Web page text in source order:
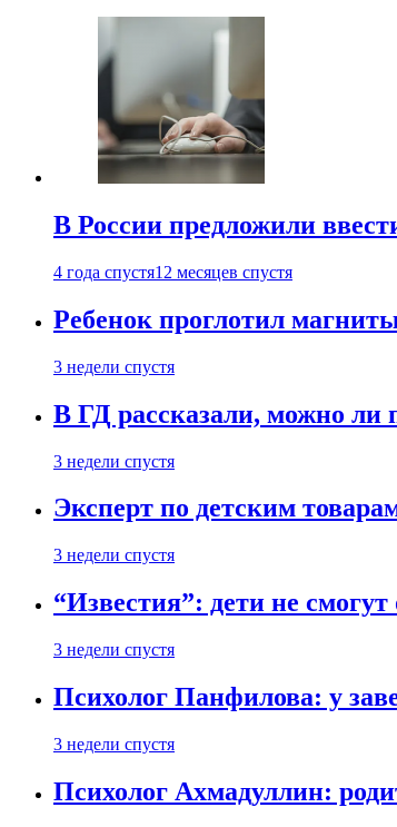
В России предложили
4 года спустя12 месяцев спустя
Ребенок проглотил
3 недели спустя
В ГД рассказали, можно ли
3 недели спустя
Эксперт по детским
3 недели спустя
“Известия”: дети не
3 недели спустя
Психолог Панфилова: у
3 недели спустя
Психолог Ахмадуллин: